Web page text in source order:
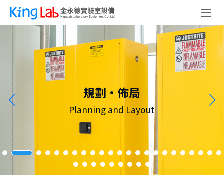
規劃·佈局
Planning and Layout